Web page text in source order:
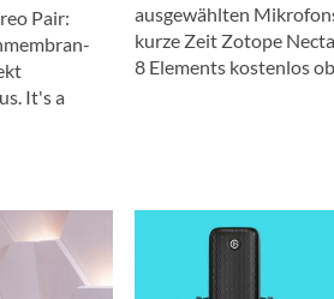
Pair:
It's a
ausgewählten
kurze Zeit Zotope
8 Elements kostenlos